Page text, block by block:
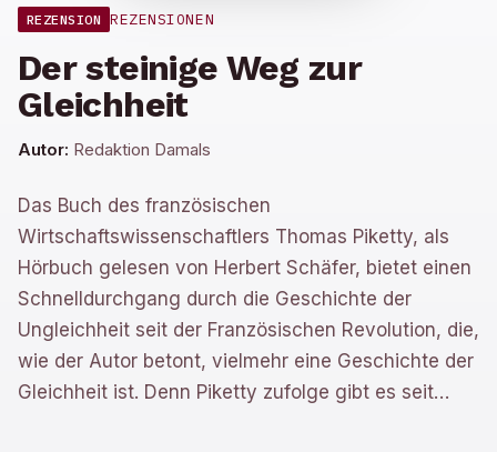
REZENSION REZENSIONEN
Der steinige Weg zur
Gleichheit
Autor: Redaktion Damals
Das Buch des französischen
Wirtschaftswissenschaftlers Thomas Piketty, als
Hörbuch gelesen von Herbert Schäfer, bietet einen
Schnelldurchgang durch die Geschichte der
Ungleichheit seit der Französischen Revolution, die,
wie der Autor betont, vielmehr eine Geschichte der
Gleichheit ist. Denn Piketty zufolge gibt es seit…